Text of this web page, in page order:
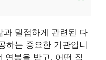
과 밀접하게 관련된 다
하는 중요한 기관입니
연봉을 받고, 어떤 직